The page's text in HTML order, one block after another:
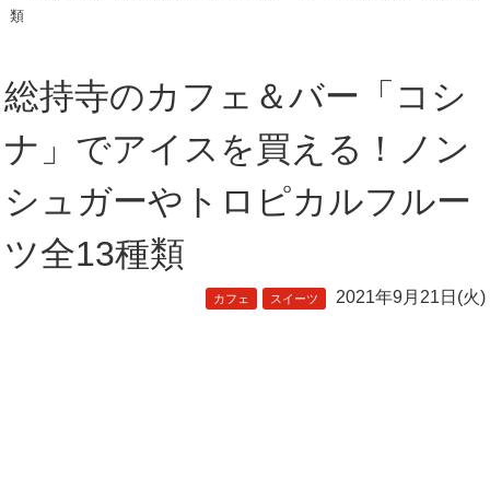
類
総持寺のカフェ＆バー「コシ
ナ」でアイスを買える！ノン
シュガーやトロピカルフルー
ツ全13種類
カフェ スイーツ 2021年9月21日(火)